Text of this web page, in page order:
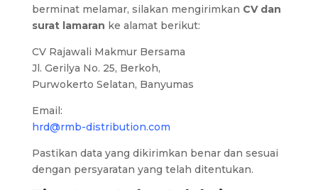
berminat melamar, silakan mengirimkan CV dan
surat lamaran ke alamat berikut:
CV Rajawali Makmur Bersama
Jl. Gerilya No. 25, Berkoh,
Purwokerto Selatan, Banyumas
Email:
hrd@rmb-distribution.com
Pastikan data yang dikirimkan benar dan sesuai
dengan persyaratan yang telah ditentukan.